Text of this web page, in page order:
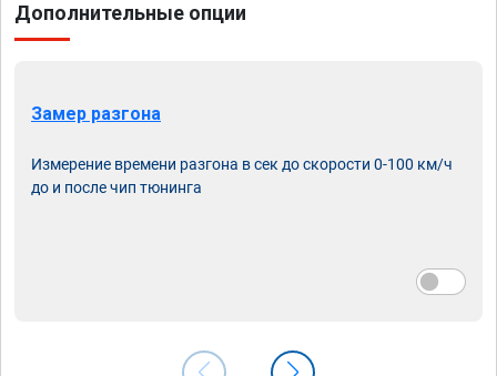
Дополнительные опции
Замер разгона
Измерение времени разгона в сек до скорости 0-100 км/ч
до и после чип тюнинга